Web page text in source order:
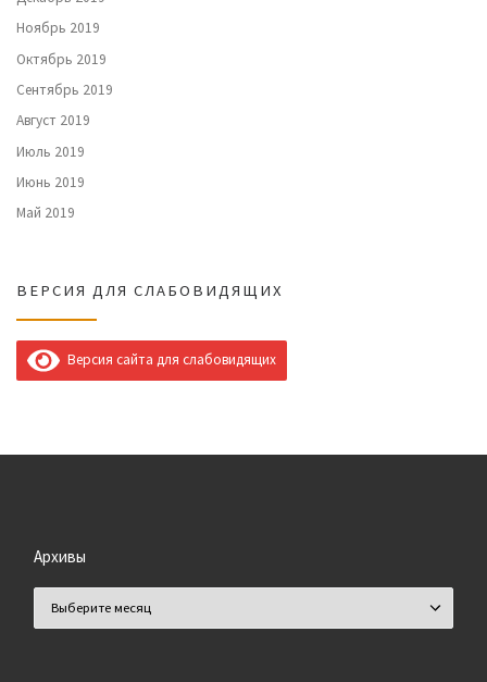
Ноябрь 2019
Октябрь 2019
Сентябрь 2019
Август 2019
Июль 2019
Июнь 2019
Май 2019
ВЕРСИЯ ДЛЯ СЛАБОВИДЯЩИХ
Версия сайта для слабовидящих
Архивы